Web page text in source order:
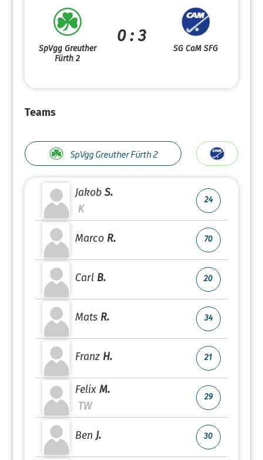
SpVgg Greuther
Fürth 2
0 : 3
SG CaM SFG
Teams
SpVgg Greuther Fürth 2
Jakob S.
K
24
Marco R. 70
Carl B. 20
Mats R. 34
Franz H. 21
Felix M.
TW
29
Ben J. 30